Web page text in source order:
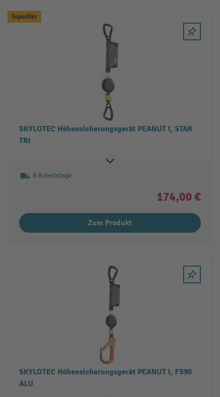
Topseller
SKYLOTEC Höhensicherungsgerät PEANUT I, STAK
TRI
8 Arbeitstage
174,00 €
Zum Produkt
SKYLOTEC Höhensicherungsgerät PEANUT I, FS90
ALU